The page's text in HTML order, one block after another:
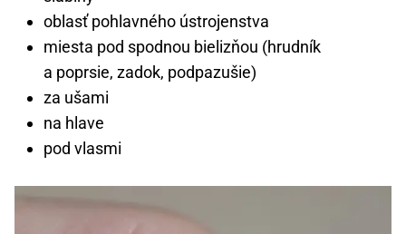
oblasť pohlavného ústrojenstva
miesta pod spodnou bielizňou (hrudník
a poprsie, zadok, podpazušie)
za ušami
na hlave
pod vlasmi